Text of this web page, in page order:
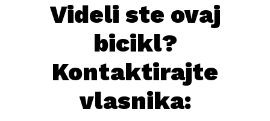
Videli ste ovaj
bicikl?
Kontaktirajte
vlasnika: